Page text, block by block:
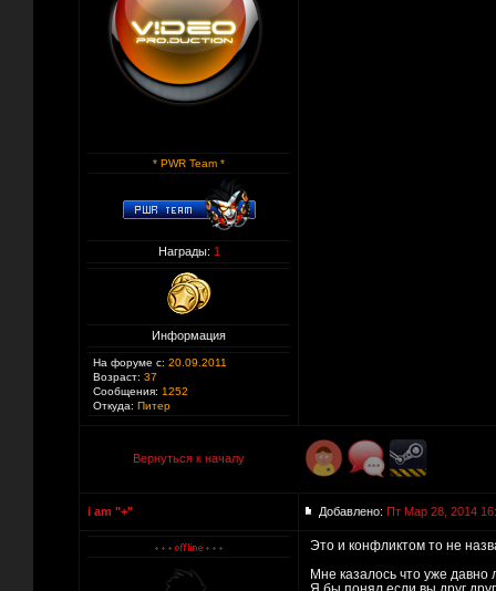
* PWR Team *
Награды: 1
Информация
На форуме с: 20.09.2011
Возраст: 37
Сообщения: 1252
Откуда: Питер
Вернуться к началу
i am "+" Добавлено: Пт Мар 28, 2014
Это и конфликтом то не
Мне казалось что уже давно